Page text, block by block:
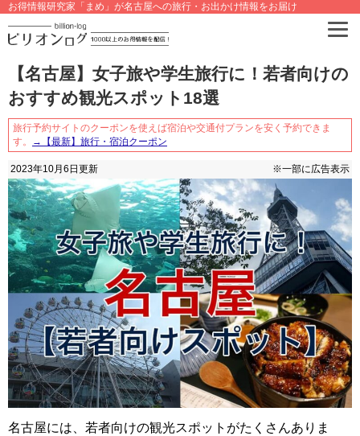
お得情報研究家「まめ」が名古屋への旅行・お出かけ情報をお届け
【名古屋】女子旅や学生旅行に！若者向けの
おすすめ観光スポット18選
旅行予約サイトのクーポンを使えば宿泊や交通付プランを安く予約できま
す。
→【最新】旅行・宿泊クーポン
2023年10月6日 更新 ※一部に広告表示
名古屋には、若者向けの観光スポットがたくさんありま